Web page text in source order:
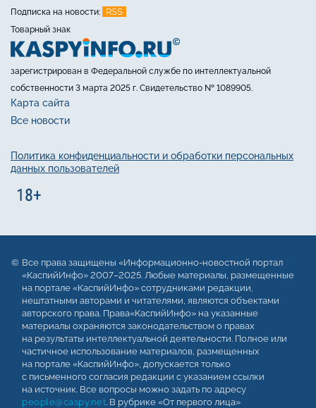
Подписка на новости:
RSS
Товарный знак
зарегистрирован в Федеральной службе по интеллектуальной
собственности 3 марта 2025 г. Свидетельство № 1089905.
Карта сайта
Все новости
Политика конфиденциальности и обработки персональных
данных пользователей
Все права защищены «Информационно-новостной портал
«КаспийИнфо» 2007–2025. Любые материалы, размещенные
на портале «КаспийИнфо» сотрудниками редакции,
нештатными авторами и читателями, являются объектами
авторского права. Права«КаспийИнфо» на указанные
материалы охраняются законодательством о правах
на результаты интеллектуальной деятельности. Полное или
частичное использование материалов, размещенных
на портале «КаспийИнфо», допускается только
с письменного согласия редакции с указанием ссылки
на источник. Все вопросы можно задать по адресу
people@caspy.net. В рубрике «От первого лица»